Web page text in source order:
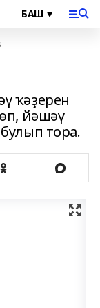
ҡәҙерен
йәшәү
тора.